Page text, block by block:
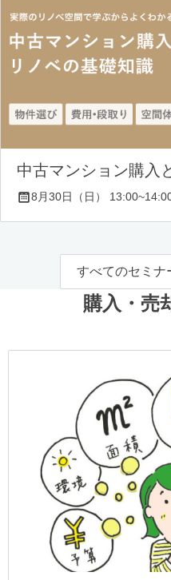
中古マンション購入
8月30日（日）
すべてのセミナ
購入・売